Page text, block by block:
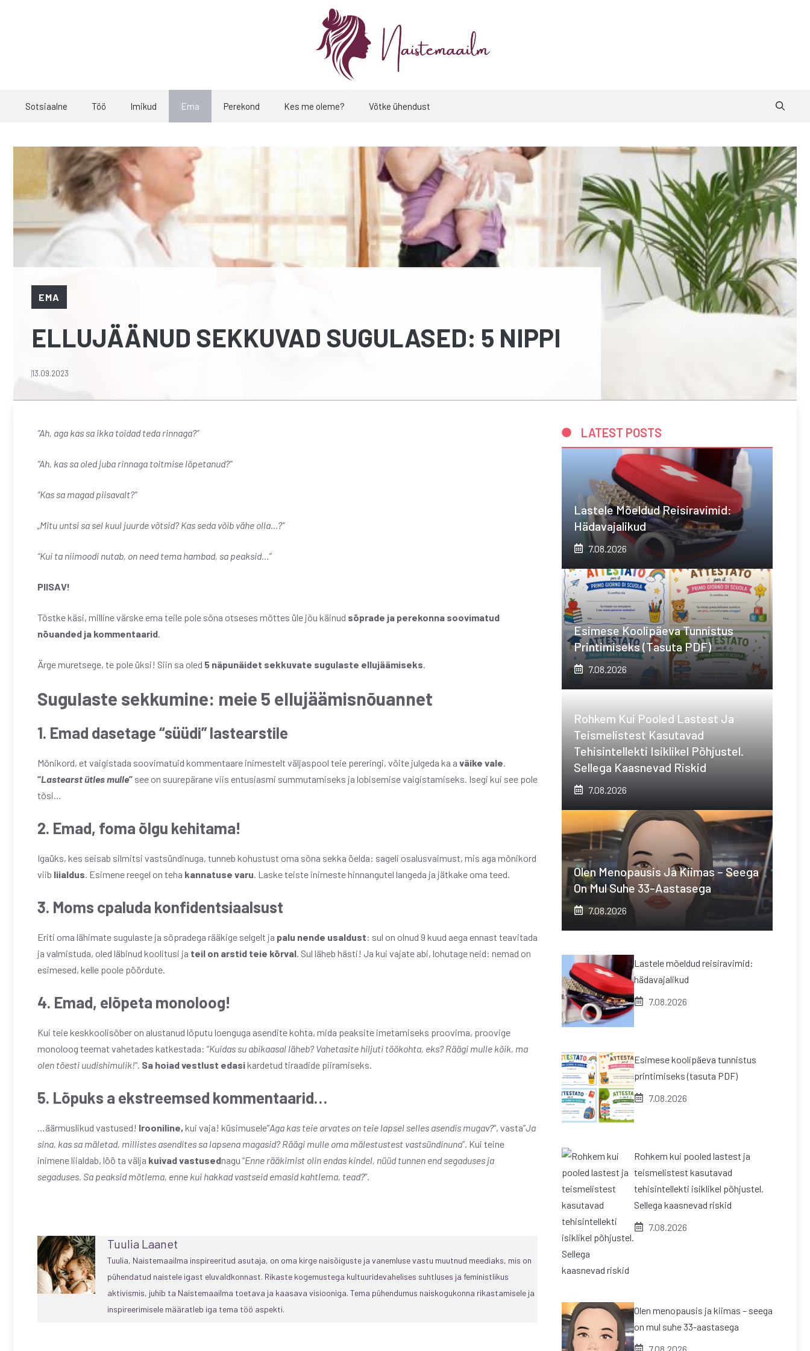
Sotsiaalne Töö Imikud Ema Perekond Kes me oleme? Võtke ühendust
EMA
ELLUJÄÄNUD SEKKUVAD SUGULASED: 5 NIPPI
13.09.2023
“Ah, aga kas sa ikka toidad teda rinnaga?”
“Ah, kas sa oled juba rinnaga toitmise lõpetanud?”
“Kas sa magad piisavalt?”
„Mitu untsi sa sel kuul juurde võtsid? Kas seda võib vähe olla…?”
“Kui ta niimoodi nutab, on need tema hambad, sa peaksid…”
PIISAV!
Tõstke käsi, milline värske ema teile pole sõna otseses mõttes üle jõu käinud sõprade ja perekonna soovimatud
nõuanded ja kommentaarid
Ärge muretsege, te pole üksi! Siin sa oled 5 näpunäidet sekkuvate sugulaste ellujäämiseks
Sugulaste sekkumine: meie 5 ellujäämisnõuannet
1. Emad dasetage “süüdi” lastearstile
Mõnikord, et vaigistada soovimatuid kommentaare inimestelt väljaspool teie pereringi, võite julgeda ka a väike vale
“Lastearst ütles mulle” see on suurepärane viis entusiasmi summutamiseks ja lobisemise vaigistamiseks. Isegi kui see pole
tõsi…
2. Emad, foma õlgu kehitama!
Igaüks, kes seisab silmitsi vastsündinuga, tunneb kohustust oma sõna sekka öelda: sageli osalusvaimust, mis aga mõnikord
viib liialdus . Esimene reegel on teha kannatuse varu . Laske teiste inimeste hinnangutel langeda ja jätkake oma teed.
3. Moms cpaluda konfidentsiaalsust
Eriti oma lähimate sugulaste ja sõpradega rääkige selgelt ja palu nende usaldust: sul on olnud 9 kuud aega ennast teavitada
ja valmistuda, oled läbinud koolitusi ja teil on arstid teie kõrval . Sul läheb hästi! Ja kui vajate abi, lohutage neid: nemad on
esimesed, kelle poole pöördute.
4. Emad, elõpeta monoloog!
Kui teie keskkoolisõber on alustanud lõputu loenguga asendite kohta, mida peaksite imetamiseks proovima, proovige
monoloog teemat vahetades katkestada: “Kuidas su abikaasal läheb? Vahetasite hiljuti töökohta, eks? Räägi mulle kõik, ma
olen tõesti uudishimulik!”. Sa hoiad vestlust edasikardetud tiraadide piiramiseks.
5. Lõpuks a ekstreemsed kommentaarid…
…äärmuslikud vastused! Irooniline, kui vaja! küsimusele”Aga kas teie arvates on teie lapsel selles asendis mugav?“, vasta”Ja
sina, kas sa mäletad, millistes asendites sa lapsena magasid? Räägi mulle oma mälestustest vastsündinuna”. Kui teine ​​
inimene liialdab, löö ta välja kuivad vastusednagu “Enne rääkimist olin endas kindel, nüüd tunnen end segaduses ja
segaduses. Sa peaksid mõtlema, enne kui hakkad vastseid emasid kahtlema, tead?”.
Tuulia Laanet
Tuulia, Naistemaailma inspireeritud asutaja, on oma kirge naisõiguste ja vanemluse vastu muutnud meediaks, mis on
pühendatud naistele igast eluvaldkonnast. Rikaste kogemustega kultuuridevahelises suhtluses ja feministlikus
aktivismis, juhib ta Naistemaailma toetava ja kaasava visiooniga. Tema pühendumus naiskogukonna rikastamisele ja
inspireerimisele määratleb iga tema töö aspekti.
LATEST POSTS
Lastele Mõeldud Reisiravimid:
Hädavajalikud
7.08.2026
Esimese Koolipäeva Tunnistus
Printimiseks (tasuta PDF)
7.08.2026
Rohkem Kui Pooled Lastest Ja
Teismelistest Kasutavad
Tehisintellekti Isiklikel Põhjustel.
Sellega Kaasnevad Riskid
7.08.2026
Olen Menopausis Ja Kiimas – Seega
On Mul Suhe 33-Aastasega
7.08.2026
Lastele mõeldud reisiravimid:
hädavajalikud
7.08.2026
Esimese koolipäeva tunnistus
printimiseks (tasuta PDF)
7.08.2026
Rohkem kui pooled lastest ja
teismelistest kasutavad
tehisintellekti isiklikel põhjustel.
Sellega kaasnevad riskid
7.08.2026
Olen menopausis ja kiimas – seega
on mul suhe 33-aastasega
7.08.2026